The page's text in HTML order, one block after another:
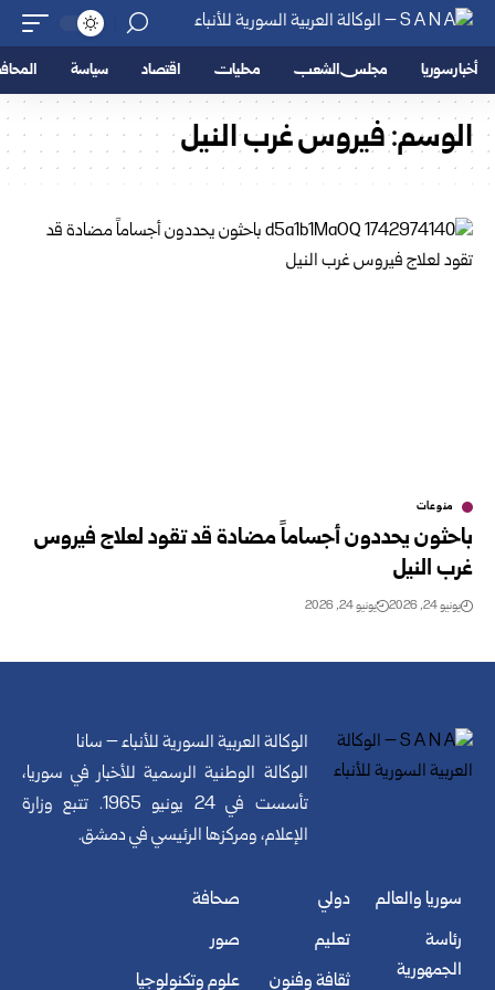
أخبار سوريا مجلس الشعب محليات اقتصاد سياسة
الوسم:فيروس غرب النيل
منوعات
باحثون يحددون أجساماً مضادة قد تقود لعلاج فيروس
غرب النيل
يونيو 24, 2026 يونيو 24, 2026
الوكالة العربية السورية للأنباء – سانا
الوكالة الوطنية الرسمية للأخبار في سوريا،
تأسست في 24 يونيو 1965. تتبع وزارة
الإعلام، ومركزها الرئيسي في دمشق.
سوريا والعالم
رئاسة
الجمهورية
دولي
تعليم
ثقافة وفنون
صحافة
صور
علوم وتكنولوجيا